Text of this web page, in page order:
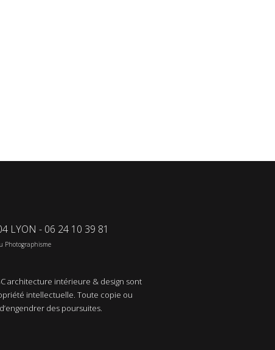
LYON - 06 24 10 39 81
Photographisme
architecture intérieure & design sont
intellectuelle. Toute copie ou
des poursuites.